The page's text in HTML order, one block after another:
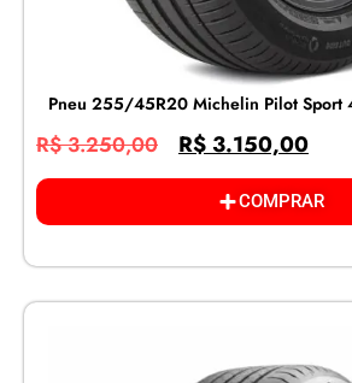
Pneu 255/45R20 Michelin Pilot Sport
R$3.250,00 R$ 3.150,00
COMPRAR